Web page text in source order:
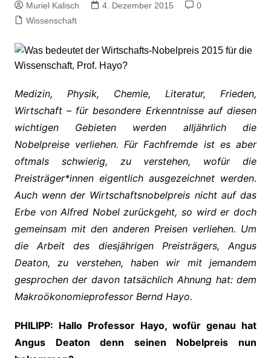
Muriel Kalisch 4. Dezember 2015
0
Wissenschaft
Medizin, Physik, Chemie, Literatur, Frieden,
Wirtschaft – für besondere Erkenntnisse auf diesen
wichtigen Gebieten werden alljährlich die
Nobelpreise verliehen. Für Fachfremde ist es aber
oftmals schwierig, zu verstehen, wofür die
Preisträger*innen eigentlich ausgezeichnet werden.
Auch wenn der Wirtschaftsnobelpreis nicht auf das
Erbe von Alfred Nobel zurückgeht, so wird er doch
gemeinsam mit den anderen Preisen verliehen. Um
die Arbeit des diesjährigen Preisträgers, Angus
Deaton, zu verstehen, haben wir mit jemandem
gesprochen der davon tatsächlich Ahnung hat: dem
Makroökonomieprofessor Bernd Hayo.
PHILIPP: Hallo Professor Hayo, wofür genau hat
Angus Deaton denn seinen Nobelpreis nun